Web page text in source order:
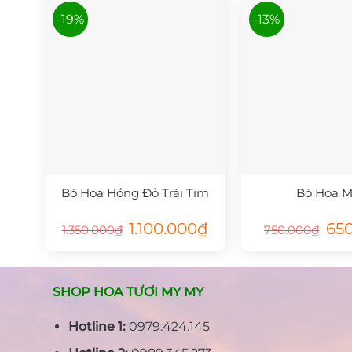
-19%
Bó Hoa Hồng Đỏ Trái Tim
1.350.000₫ Giá
gốc
1.100.000₫Giá
1.100.000₫.
-13%
Bó Hoa
750.000₫ Giá
gốc
SHOP HOA TƯƠI MY MY
Hotline 1: 0979.424.145